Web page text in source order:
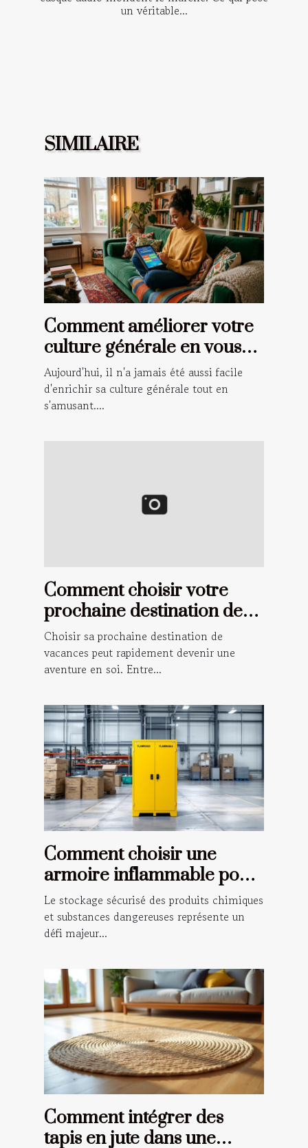
un véritable...
SIMILAIRE
Comment améliorer votre
culture générale en vous
amusant ?
Aujourd'hui, il n'a jamais été aussi facile
d'enrichir sa culture générale tout en
s'amusant....
Comment choisir votre
prochaine destination de
vacances ?
Choisir sa prochaine destination de
vacances peut rapidement devenir une
aventure en soi. Entre...
Comment choisir une
armoire inflammable pour
la sécurité de votre
entreprise
Le stockage sécurisé des produits chimiques
et substances dangereuses représente un
défi majeur...
Comment intégrer des
tapis en jute dans une